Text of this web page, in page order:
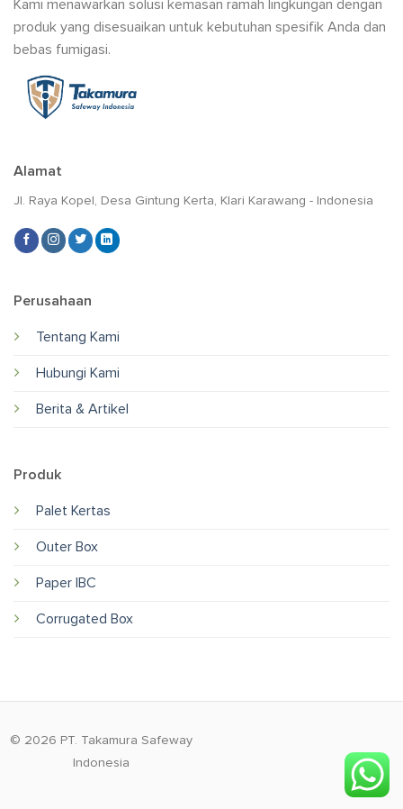
Kami menawarkan solusi kemasan ramah lingkungan dengan
produk yang disesuaikan untuk kebutuhan spesifik Anda dan
bebas fumigasi.
Perusahaan
Tentang Kami
Hubungi Kami
Berita & Artikel
Produk
Palet Kertas
Outer Box
Paper IBC
Corrugated Box
Alamat
Jl. Raya Kopel, Desa Gintung Kerta, Klari Karawang - Indonesia
© 2026 PT. Takamura Safeway
Indonesia